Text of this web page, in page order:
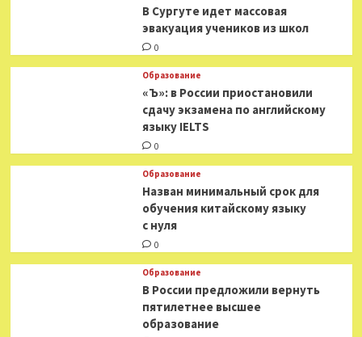
В Сургуте идет массовая
эвакуация учеников из школ
0
Образование
«Ъ»: в России приостановили
сдачу экзамена по английскому
языку IELTS
0
Образование
Назван минимальный срок для
обучения китайскому языку
с нуля
0
Образование
В России предложили вернуть
пятилетнее высшее
образование